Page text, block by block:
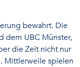
bewahrt. Die
dem UBC Münster,
die Zeit nicht nur
Mittlerweile spielen